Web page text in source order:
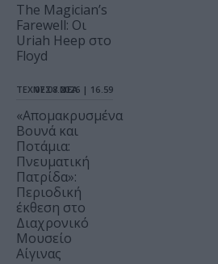
The Magician’s
Farewell: Οι
Uriah Heep στο
Floyd
ΤΕΧΝΕΣ / ΝΕΑ
07.08.2026 | 16.59
«Απομακρυσμένα
Βουνά και
Ποτάμια:
Πνευματική
Πατρίδα»:
Περιοδική
έκθεση στο
Διαχρονικό
Μουσείο
Αίγινας